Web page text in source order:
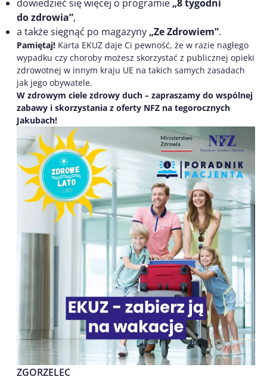
dowiedzieć się więcej o programie „8 tygodni
do zdrowia”,
a także sięgnąć po magazyny „Ze Zdrowiem”.
Pamiętaj! Karta EKUZ daje Ci pewność, że w razie nagłego
wypadku czy choroby możesz skorzystać z publicznej opieki
zdrowotnej w innym kraju UE na takich samych zasadach
jak jego obywatele.
W zdrowym ciele zdrowy duch – zapraszamy do wspólnej
zabawy i skorzystania z oferty NFZ na tegorocznych
Jakubach!
ZGORZELEC